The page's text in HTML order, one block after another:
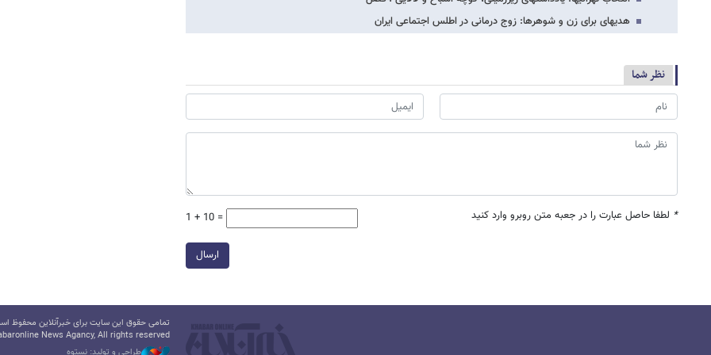
هدیه​ای برای زن و شوهرها: زوج درمانی در اطلس اجتماعی ایران
نظر شما
* لطفا حاصل عبارت را در جعبه متن روبرو وارد کنید 1 + 10 =
ارسال
تمامی حقوق این سایت برای خبرآنلاین محفوظ
News Agancy, All rights reserved